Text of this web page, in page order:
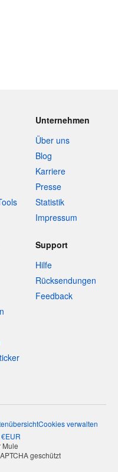
Unternehmen
Über uns
Blog
Karriere
Presse
Statistik
Impressum
Support
Hilfe
Rücksendungen
Feedback
Cookies verwalten
€EUR
Mule
geschützt